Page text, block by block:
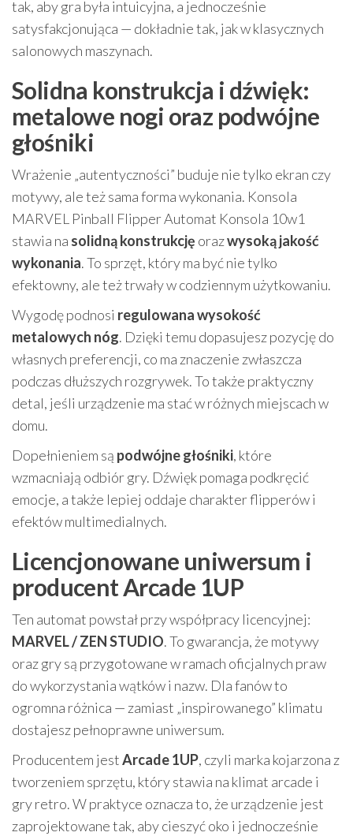
tak, aby gra była intuicyjna, a jednocześnie
satysfakcjonująca — dokładnie tak, jak w klasycznych
salonowych maszynach.
Solidna konstrukcja i dźwięk:
metalowe nogi oraz podwójne
głośniki
Wrażenie „autentyczności” buduje nie tylko ekran czy
motywy, ale też sama forma wykonania. Konsola
MARVEL Pinball Flipper Automat Konsola 10w1
stawia na solidną konstrukcję orazwysoką jakość
wykonania. To sprzęt, który ma być nie tylko
efektowny, ale też trwały w codziennym użytkowaniu.
Wygodę podnosi regulowana wysokość
metalowych nóg. Dzięki temu dopasujesz pozycję do
własnych preferencji, co ma znaczenie zwłaszcza
podczas dłuższych rozgrywek. To także praktyczny
detal, jeśli urządzenie ma stać w różnych miejscach w
domu.
Dopełnieniem są podwójne głośniki, które
wzmacniają odbiór gry. Dźwięk pomaga podkręcić
emocje, a także lepiej oddaje charakter flipperów i
efektów multimedialnych.
Licencjonowane uniwersum i
producent Arcade 1UP
Ten automat powstał przy współpracy licencyjnej:
MARVEL / ZEN STUDIO. To gwarancja, że motywy
oraz gry są przygotowane w ramach oficjalnych praw
do wykorzystania wątków i nazw. Dla fanów to
ogromna różnica — zamiast „inspirowanego” klimatu
dostajesz pełnoprawne uniwersum.
Producentem jestArcade 1UP, czyli marka kojarzona z
tworzeniem sprzętu, który stawia na klimat arcade i
gry retro. W praktyce oznacza to, że urządzenie jest
zaprojektowane tak, aby cieszyć oko i jednocześnie